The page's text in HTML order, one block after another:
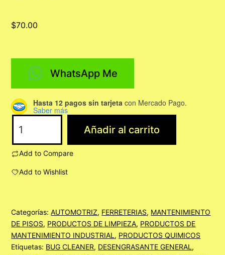
$70.00
WhatsApp Me
Hasta 12 pagos sin tarjeta con Mercado Pago.
Saber más
CLEANER
ATOMIZADOR
1/2
Añadir al carrito
Add to Compare
Add to Wishlist
Categorías:AUTOMOTRIZ, FERRETERIAS, MANTENIMIENTO
DE PISOS, PRODUCTOS DE LIMPIEZA, PRODUCTOS DE
MANTENIMIENTO INDUSTRIAL , PRODUCTOS QUIMICOS
Etiquetas: BUG CLEANER, DESENGRASANTE GENERAL ,